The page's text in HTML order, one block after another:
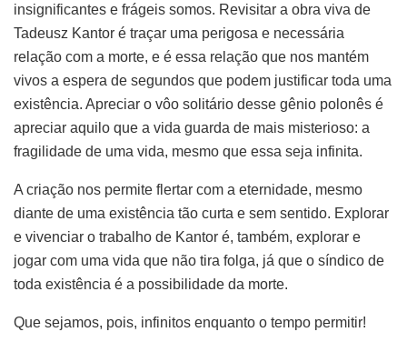
insignificantes e frágeis somos. Revisitar a obra viva de
Tadeusz Kantor é traçar uma perigosa e necessária
relação com a morte, e é essa relação que nos mantém
vivos a espera de segundos que podem justificar toda uma
existência. Apreciar o vôo solitário desse gênio polonês é
apreciar aquilo que a vida guarda de mais misterioso: a
fragilidade de uma vida, mesmo que essa seja infinita.
A criação nos permite flertar com a eternidade, mesmo
diante de uma existência tão curta e sem sentido. Explorar
e vivenciar o trabalho de Kantor é, também, explorar e
jogar com uma vida que não tira folga, já que o síndico de
toda existência é a possibilidade da morte.
Que sejamos, pois, infinitos enquanto o tempo permitir!